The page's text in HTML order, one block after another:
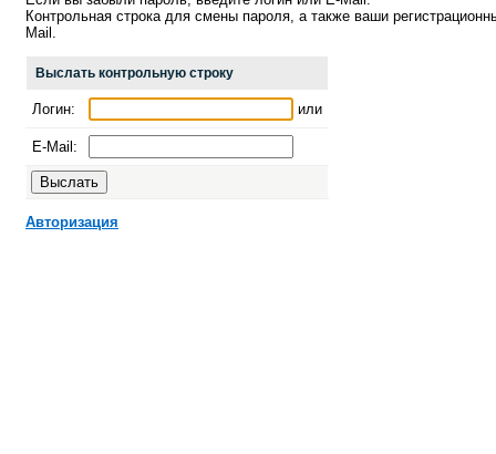
Контрольная строка для смены пароля, а также ваши
Mail.
Выслать контрольную строку
Логин: или
E-Mail:
Авторизация